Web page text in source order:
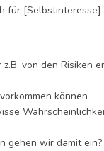
für
von den Risiken
können
gehen wir damit ein?